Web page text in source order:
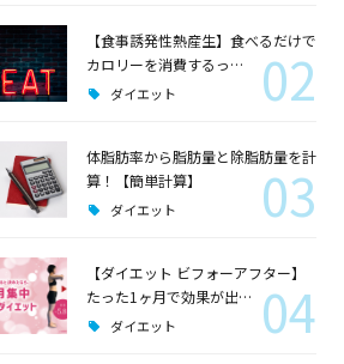
【食事誘発性熱産生】食べるだけで
カロリーを消費するっ…
ダイエット 02
体脂肪率から脂肪量と除脂肪量を計
算！【簡単計算】
ダイエット 03
【ダイエット ビフォーアフター】
たった1ヶ月で効果が出…
ダイエット 04